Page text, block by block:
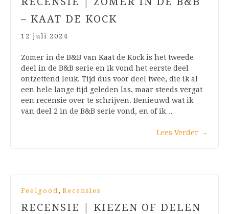
– KAAT DE KOCK
12 juli 2024
Zomer in de B&B van Kaat de Kock is het tweede
deel in de B&B serie en ik vond het eerste deel
ontzettend leuk. Tijd dus voor deel twee, die ik al
een hele lange tijd geleden las, maar steeds vergat
een recensie over te schrijven. Benieuwd wat ik
van deel 2 in de B&B serie vond, en of ik…
Lees Verder →
Feelgood , Recensies
RECENSIE | KIEZEN OF DELEN